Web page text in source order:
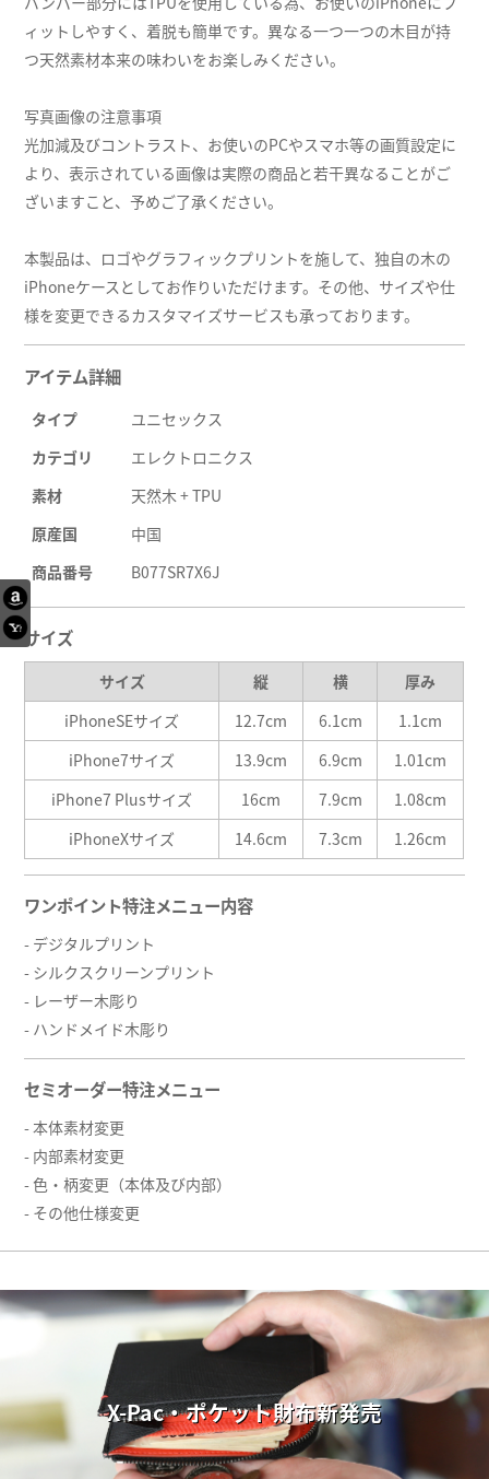
ィットしやすく、着脱も簡単です。異なる一つ一つの木目が持
つ天然素材本来の味わいをお楽しみください。
写真画像の注意事項
光加減及びコントラスト、お使いのPCやスマホ等の画質設定に
より、表示されている画像は実際の商品と若干異なることがご
ざいますこと、予めご了承ください。
本製品は、ロゴやグラフィックプリントを施して、独自の木の
iPhoneケースとしてお作りいただけます。その他、サイズや仕
様を変更できるカスタマイズサービスも承っております。
アイテム詳細
タイプ
ユニセックス
カテゴリ
エレクトロニクス
素材
天然木 + TPU
原産国
中国
商品番号
B077SR7X6J
サイズ
サイズ 縦 横
厚み
iPhoneSEサイズ
12.7cm 6.1cm
1.1cm
iPhone7サイズ
13.9cm 6.9cm
1.01cm
iPhone7 Plusサイズ
16cm 7.9cm
1.08cm
iPhoneXサイズ
14.6cm 7.3cm 1.26cm
ワンポイント特注メニュー内容
- デジタルプリント
- シルクスクリーンプリント
- レーザー木彫り
- ハンドメイド木彫り
セミオーダー特注メニュー
- 本体素材変更
- 内部素材変更
- 色・柄変更（本体及び内部）
- その他仕様変更
X-Pac・ポケット財布新発売